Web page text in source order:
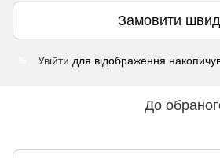
Замовити
Увійти для відображення
До